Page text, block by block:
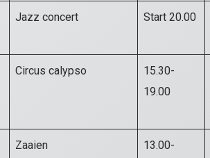
Jazz concert Start 20.00
Circus calypso
15.30-
19.00
Zaaien
13.00-